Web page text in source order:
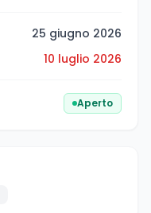
25 giugno 2026
10 luglio 2026
Aperto